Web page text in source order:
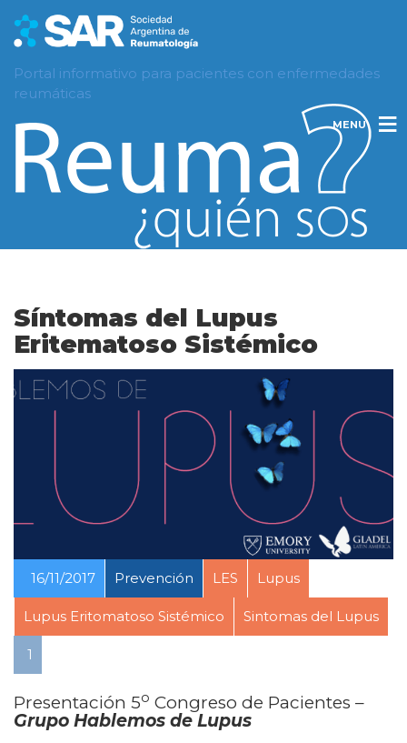
Portal informativo para pacientes con enfermedades
reumáticas
MENU
Síntomas del Lupus
Eritematoso Sistémico
16/11/2017 Prevención LES Lupus
Lupus Eritomatoso Sistémico Sintomas del Lupus
1
Presentación 5o Congreso de Pacientes –
Grupo Hablemos de Lupus